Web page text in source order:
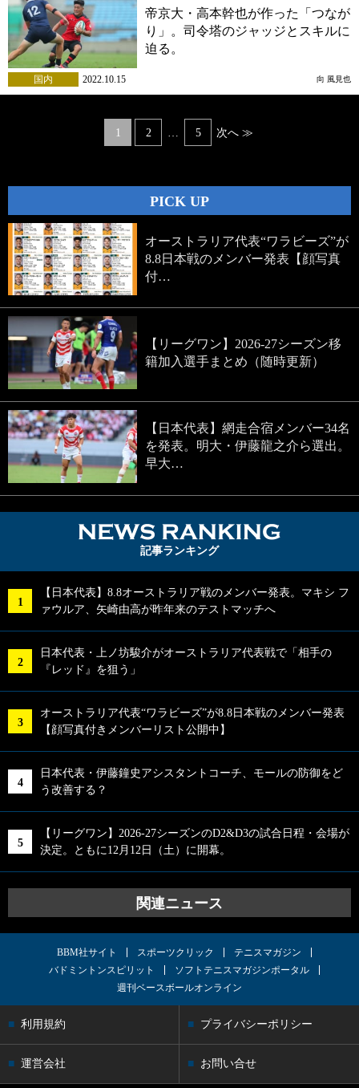
帝京大・高本幹也が作った「つなが
り」。司令塔のジャッジとスキルに
迫る。
国内 2022.10.15 向 風見也
1 2 5 次へ ≫
PICK UP
オーストラリア代表“ワラビーズ”が
8.8日本戦のメンバー発表【顔写真
付…
【リーグワン】2026-27シーズン移
籍加入選手まとめ（随時更新）
【日本代表】網走合宿メンバー34名
を発表。明大・伊藤龍之介ら選出。
早大…
記事ランキング
【日本代表】8.8オーストラリア戦のメンバー発表。マキシ フ
ァウルア、矢崎由高が昨年来のテストマッチへ
日本代表・上ノ坊駿介がオーストラリア代表戦で「相手の
『レッド』を狙う」
オーストラリア代表“ワラビーズ”が8.8日本戦のメンバー発表
【顔写真付きメンバーリスト公開中】
日本代表・伊藤鐘史アシスタントコーチ、モールの防御をど
う改善する？
【リーグワン】2026-27シーズンのD2&D3の試合日程・会場が
決定。ともに12月12日（土）に開幕。
関連ニュース
BBM社サイト スポーツクリック
テニスマガジン
バドミントンスピリット
ソフトテニスマガジンポータル
週刊ベースボールオンライン
利用規約 プライバシーポリシー
運営会社 お問い合せ